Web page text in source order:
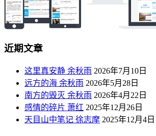
近期文章
这里真安静 余秋雨 2026年7月10日
远方的海 余秋雨 2026年5月28日
南方的毁灭 余秋雨 2026年4月22日
感情的碎片 萧红 2025年12月26日
天目山中笔记 徐志摩 2025年12月4日